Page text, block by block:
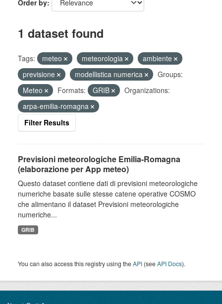
Order by
1 dataset found
Tags: meteo meteorologia
ambiente
previsione
modellistica numerica
Groups:
Meteo
Formats: GRIB
Organizations:
arpa-emilia-romagna
Filter Results
Previsioni meteorologiche Emilia-Romagna
(elaborazione per App meteo)
Questo dataset contiene dati di previsioni meteorologiche
numeriche basate sulle stesse catene operative COSMO
che alimentano il dataset Previsioni meteorologiche
numeriche...
GRIB
You can also access this registry using theAPI (seeAPI Docs).